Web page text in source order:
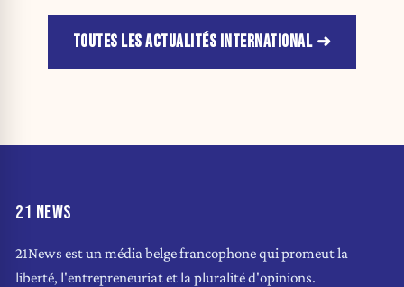
TOUTES LES ACTUALITÉS INTERNATIONAL
21 NEWS
21News est un média belge francophone qui promeut la
liberté, l'entrepreneuriat et la pluralité d'opinions.